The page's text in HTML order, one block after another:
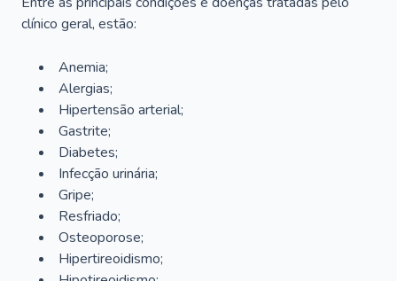
clínico geral, estão:
Anemia;
Alergias;
Hipertensão arterial;
Gastrite;
Diabetes;
Infecção urinária;
Gripe;
Resfriado;
Osteoporose;
Hipertireoidismo;